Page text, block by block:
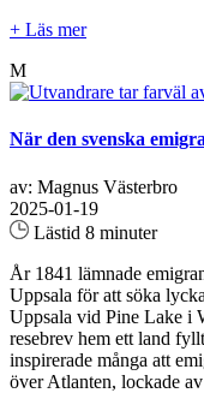
+ Läs mer
M
När den svenska
av: Magnus Västerbro
2025-01-19
Lästid 8 minuter
År 1841 lämnade
Uppsala för att söka
Uppsala vid Pine Lake i
resebrev hem ett land
inspirerade många att
över Atlanten, lockade